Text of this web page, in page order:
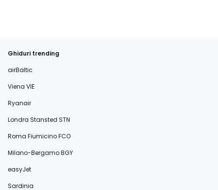
Ghiduri trending
airBaltic
Viena VIE
Ryanair
Londra Stansted STN
Roma Fiumicino FCO
Milano-Bergamo BGY
easyJet
Sardinia